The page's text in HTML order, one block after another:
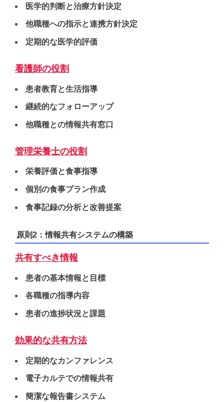
医学的判断と治療方針決定
他職種への指示と連携方針決定
定期的な医学的評価
看護師の役割
患者教育と生活指導
継続的なフォローアップ
他職種との情報共有窓口
管理栄養士の役割
栄養評価と食事指導
個別の食事プラン作成
食事記録の分析と改善提案
原則2：情報共有システムの構築
共有すべき情報
患者の基本情報と目標
各職種の指導内容
患者の進捗状況と課題
効果的な共有方法
定期的なカンファレンス
電子カルテでの情報共有
簡潔な報告書システム